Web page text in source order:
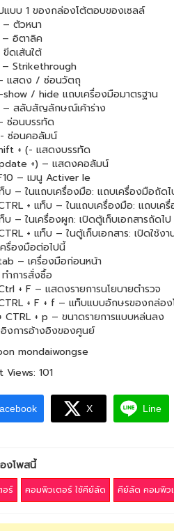
แบบ 1 ของกล่องโต้ตอบของเซลล์
ตัวหนา
อิตาลิค
ดเส้นใต้
– Strikethrough
แสดง / ซ่อนวัตถุ
/ hide แถบเครื่องมือมาตรฐาน
– สลับสัญลักษณ์เค้าร่าง
ซ่อนบรรทัด
ซ่อนคอลัมน์
+ (- แสดงบรรทัด
+) – แสดงคอลัมน์
– เมนู Activer le
บ – ในแถบเครื่องมือ: แถบเครื่องมือถัดไ
+ แท็บ – ในแถบเครื่องมือ: แถบเค
บ – ในเครื่องผูก: เปิดตู้เก็บเอกสารถัดไป
+ แท็บ – ในตู้เก็บเอกสาร: เปิดใช้ง
รื่องมือต่อไปนี้
– เครื่องมือก่อนหน้า
ำการสั่งซื้อ
+ F – แสดงรายการนโยบายตำรวจ
+ F + f – แท็บแบบอักษรของกล่อ
CTRL + p – ขนาดรายการแบบหล่นลง
งการอ้างอิงของศูนย์
mondaiwongse
Views: 101
X Line
งโพสนี้
อร์ คอมพิวเตอร์ ใช้คีย์ลัด คีย์ลัด คอมพิว